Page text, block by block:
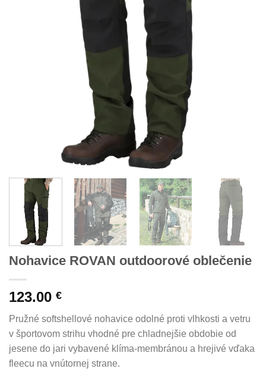
Nohavice ROVAN outdoorové oblečenie
123.00 €
Pružné softshellové nohavice odolné proti vlhkosti a vetru
v športovom strihu vhodné pre chladnejšie obdobie od
jesene do jari vybavené klíma-membránou a hrejivé vďaka
fleecu na vnútornej strane.